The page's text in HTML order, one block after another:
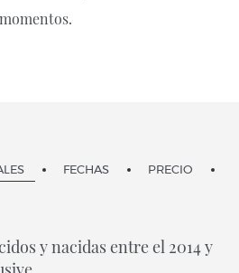
FECHAS PRECIO
y nacidas entre el 2014 y